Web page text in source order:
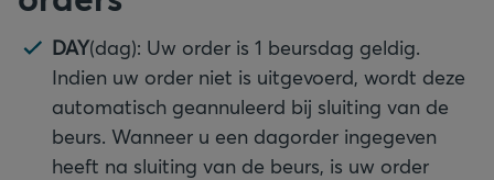
DAY(dag): Uw order is 1 beursdag geldig.
Indien uw order niet is uitgevoerd, wordt deze
automatisch geannuleerd bij sluiting van de
beurs. Wanneer u een dagorder ingegeven
heeft na sluiting van de beurs, is uw order